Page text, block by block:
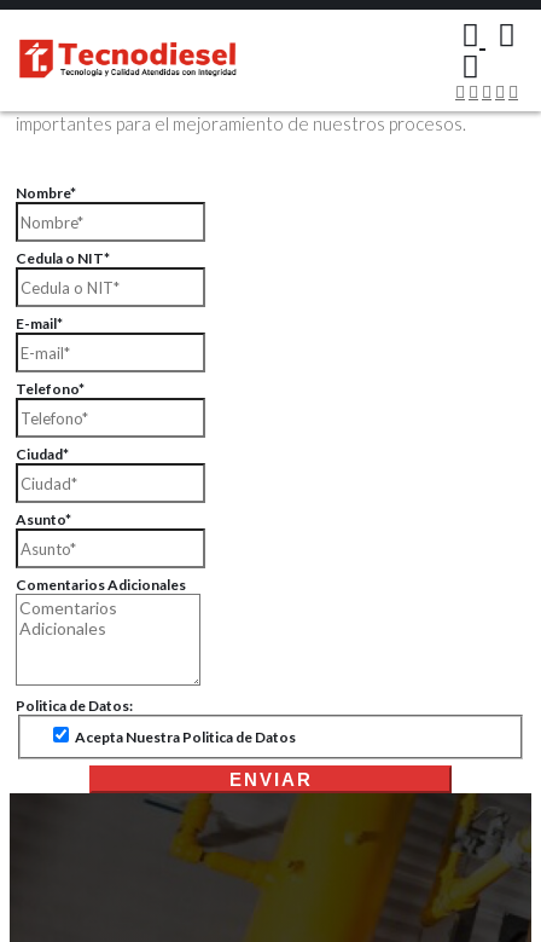
Contáctenos Vía Email
Envíenos sus datos con sus comentarios, sus opiniones son muy
importantes para el mejoramiento de nuestros procesos.
Nombre*
Cedula o NIT*
E-mail*
Telefono*
Ciudad*
Asunto*
Comentarios Adicionales
Politica de Datos:
Acepta Nuestra Politica de Datos
ENVIAR